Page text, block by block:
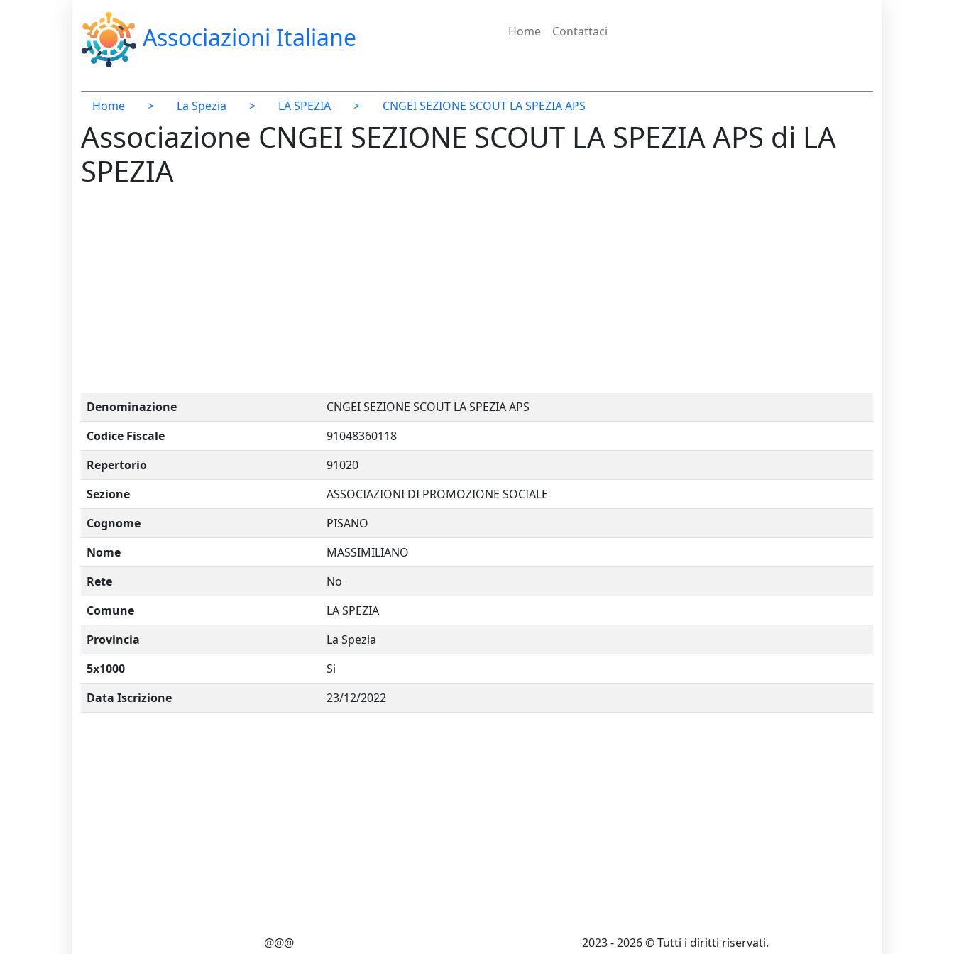
Associazioni Italiane Home Contattaci
Home > La Spezia > LA SPEZIA > CNGEI SEZIONE SCOUT LA SPEZIA APS
Associazione CNGEI SEZIONE SCOUT LA SPEZIA APS di LA
SPEZIA
Denominazione
CNGEI SEZIONE SCOUT LA SPEZIA APS
Codice Fiscale
91048360118
Repertorio
91020
Sezione
ASSOCIAZIONI DI PROMOZIONE SOCIALE
Cognome
PISANO
Nome
MASSIMILIANO
Rete
No
Comune
LA SPEZIA
Provincia
La Spezia
5x1000
Si
Data Iscrizione
23/12/2022
@@@ 2023 - 2026 © Tutti i diritti riservati.